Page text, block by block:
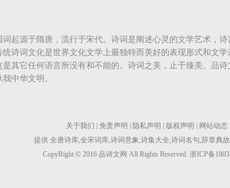
起源于隋唐，流行于宋代。诗词是阐述心灵的文学艺术，诗
诗词文化是世界文化文学上最独特而美好的表现形式和文学
其它任何语言所没有和不能的。诗词之美，止于臻美。品诗
中华文明。
关于我们 免责声明 隐私声明 版权声明
网站动态
提供 全唐诗库,全宋词库,诗词意象,诗集大全,诗词名句,辞章典故
CopyRight © 2016 品诗文网 All Rights Reserved. 浙ICP备